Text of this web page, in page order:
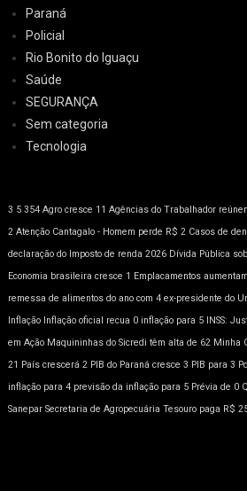
Paraná
Policial
Rio Bonito do Iguaçu
Saúde
SEGURANÇA
Sem categoria
Tecnologia
3 5 354 Agro cresce 11 Agências do Trabalhador
2 Atenção Cantagalo - Homem perde R$ 2 Casos de
declaração do Imposto de renda 2026 Dívida Pública
Economia brasileira cresce 1 Emplacamentos
remessa de alimentos do ano com 4 ex-presidente do
Inflação Inflação oficial recua 0 inflação para 5 INSS:
em Ação Maquininhas do Sicredi têm alta de 62 Minha
21 País crescerá 2 PIB do Paraná cresce 3 PIB para 3
inflação para 4 previsão da inflação para 5 Prévia de 0
Sanepar Secretaria de Agropecuária Tesouro paga R$